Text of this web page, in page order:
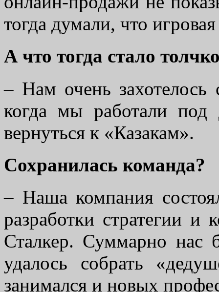
тогда думали, что
А что тогда стало
– Нам очень захотелось
когда мы работали под
вернуться к «Казакам».
Сохранилась команда?
– Наша компания
разработки стратегии и
Сталкер. Суммарно нас
удалось собрать
занимался и новых